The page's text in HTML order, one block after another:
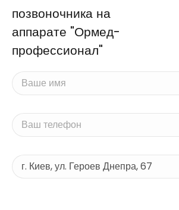
позвоночника на
аппарате "Ормед-
профессионал"